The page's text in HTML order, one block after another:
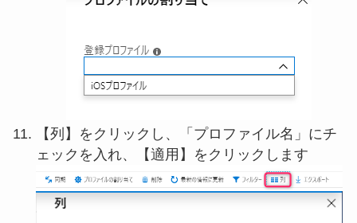
【列】をクリックし、「プロファイル名」にチ
ェックを入れ、【適用】をクリックします